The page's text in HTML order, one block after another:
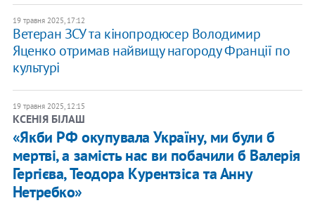
19 травня 2025, 17:12
Ветеран ЗСУ та кінопродюсер Володимир
Яценко отримав найвищу нагороду Франції по
культурі
19 травня 2025, 12:15
КСЕНІЯ БІЛАШ
«Якби РФ окупувала Україну, ми були б
мертві, а замість нас ви побачили б Валерія
Гергієва, Теодора Курентзіса та Анну
Нетребко»